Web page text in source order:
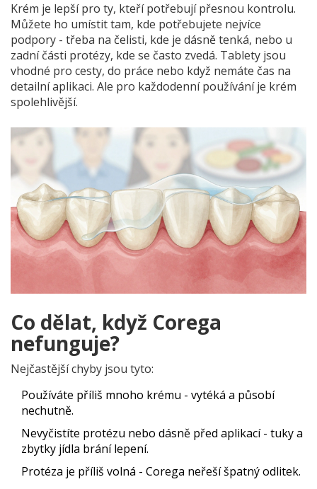
Krém je lepší pro ty, kteří potřebují přesnou kontrolu.
Můžete ho umístit tam, kde potřebujete nejvíce
podpory - třeba na čelisti, kde je dásně tenká, nebo u
zadní části protézy, kde se často zvedá. Tablety jsou
vhodné pro cesty, do práce nebo když nemáte čas na
detailní aplikaci. Ale pro každodenní používání je krém
spolehlivější.
Co dělat, když Corega
nefunguje?
Nejčastější chyby jsou tyto:
Používáte příliš mnoho krému - vytéká a působí
nechutně.
Nevyčistíte protézu nebo dásně před aplikací - tuky a
zbytky jídla brání lepení.
Protéza je příliš volná - Corega neřeší špatný odlitek.